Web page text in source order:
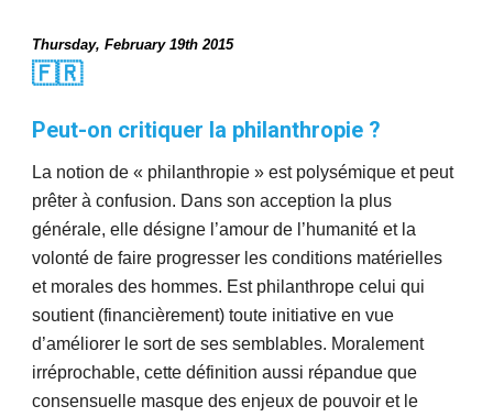
Thursday, February 19th 2015
🇫🇷
Peut-on critiquer la philanthropie ?
La notion de « philanthropie » est polysémique et peut
prêter à confusion. Dans son acception la plus
générale, elle désigne l’amour de l’humanité et la
volonté de faire progresser les conditions matérielles
et morales des hommes. Est philanthrope celui qui
soutient (financièrement) toute initiative en vue
d’améliorer le sort de ses semblables. Moralement
irréprochable, cette définition aussi répandue que
consensuelle masque des enjeux de pouvoir et le